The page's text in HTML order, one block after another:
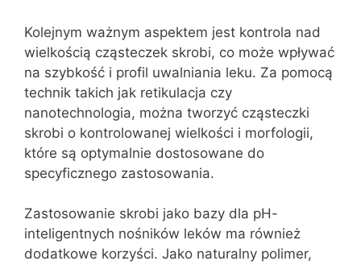
Kolejnym ważnym aspektem jest kontrola nad
wielkością cząsteczek skrobi, co może wpływać
na szybkość i profil uwalniania leku. Za pomocą
technik takich jak retikulacja czy
nanotechnologia, można tworzyć cząsteczki
skrobi o kontrolowanej wielkości i morfologii,
które są optymalnie dostosowane do
specyficznego zastosowania.
Zastosowanie skrobi jako bazy dla pH-
inteligentnych nośników leków ma również
dodatkowe korzyści. Jako naturalny polimer,